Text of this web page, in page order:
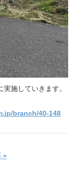
施していきます。
branch/40-148
»